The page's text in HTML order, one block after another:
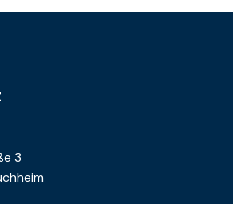
3